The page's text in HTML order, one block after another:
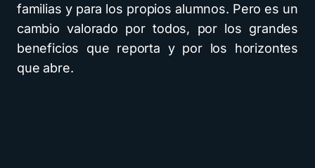
familias y para los propios alumnos. Pero es un
cambio valorado por todos, por los grandes
beneficios que reporta y por los horizontes
que abre.